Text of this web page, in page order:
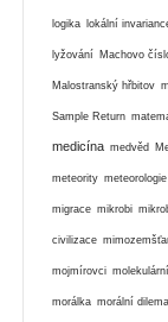
logika lokální
lyžování Machovo
Malostranský hřbitov
Sample Return
medicína medvěd
meteority meteorologie
migrace mikrobi
civilizace
mojmírovci
morálka morální